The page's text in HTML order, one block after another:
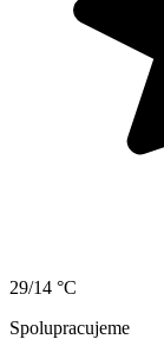
29/14 °C
Spolupracujeme